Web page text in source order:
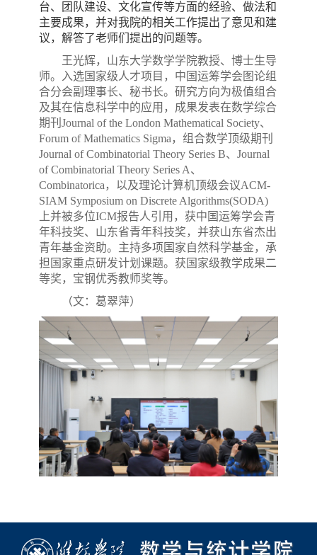
台、团队建设、文化宣传等方面的经验、做法和
主要成果，并对我院的相关工作提出了意见和建
议，解答了老师们提出的问题等。
王光辉，山东大学数学学院教授、博士生导
师。入选国家级人才项目，中国运筹学会图论组
合分会副理事长、秘书长。研究方向为极值组合
及其在信息科学中的应用，成果发表在数学综合
期刊 Journal of the London Mathematical Society、
Forum of Mathematics Sigma ，组合数学顶级期刊
Journal of Combinatorial Theory Series B、 Journal
of Combinatorial Theory Series A、
Combinatorica ，以及理论计算机顶级会议ACM-
SIAM Symposium on Discrete Algorithms(SODA)
上并被多位ICM报告人引用，获中国运筹学会青
年科技奖、山东省青年科技奖，并获山东省杰出
青年基金资助。 主持多项国家自然科学基金，承
担国家重点研发计划课题。获国家级教学成果二
等奖，宝钢优秀教师奖等。
（文：葛翠萍）